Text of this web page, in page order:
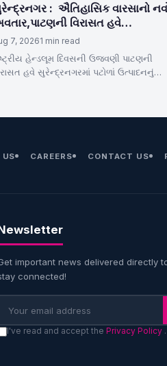
: ઐતિહાસિક વારસાનો
વિરાસત હવે
પટોળા ઉત્પાદનનું બન્યું
નવું ગ્લોબલ હબ
7, 20261 min read
હેન્ડલૂમ દિવસની ઉજવણી પાટણની
હવે સુરેન્દ્રનગરમાં પટોળાં ઉત્પાદનનું
US CAREERS CONTACT US
important news delivered directly
connected!
I've read and accept thePrivacy Policy .